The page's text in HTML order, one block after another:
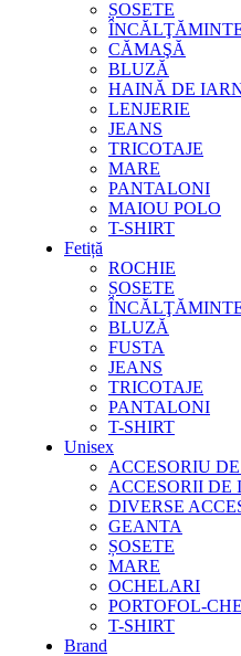
ȘOSETE
CĂMAŞĂ
BLUZĂ
HAINĂ DE
LENJERIE
JEANS
TRICOTAJE
MARE
PANTALONI
MAIOU POLO
T-SHIRT
Fetiță
ROCHIE
ȘOSETE
BLUZĂ
FUSTA
JEANS
TRICOTAJE
PANTALONI
T-SHIRT
Unisex
ACCESORIU
ACCESORII DE
DIVERSE
GEANTA
ȘOSETE
MARE
OCHELARI
PORTOFOL-
T-SHIRT
Brand